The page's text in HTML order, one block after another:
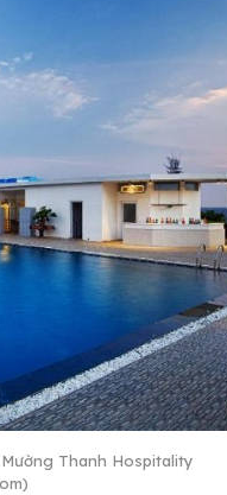
Thanh Hospitality